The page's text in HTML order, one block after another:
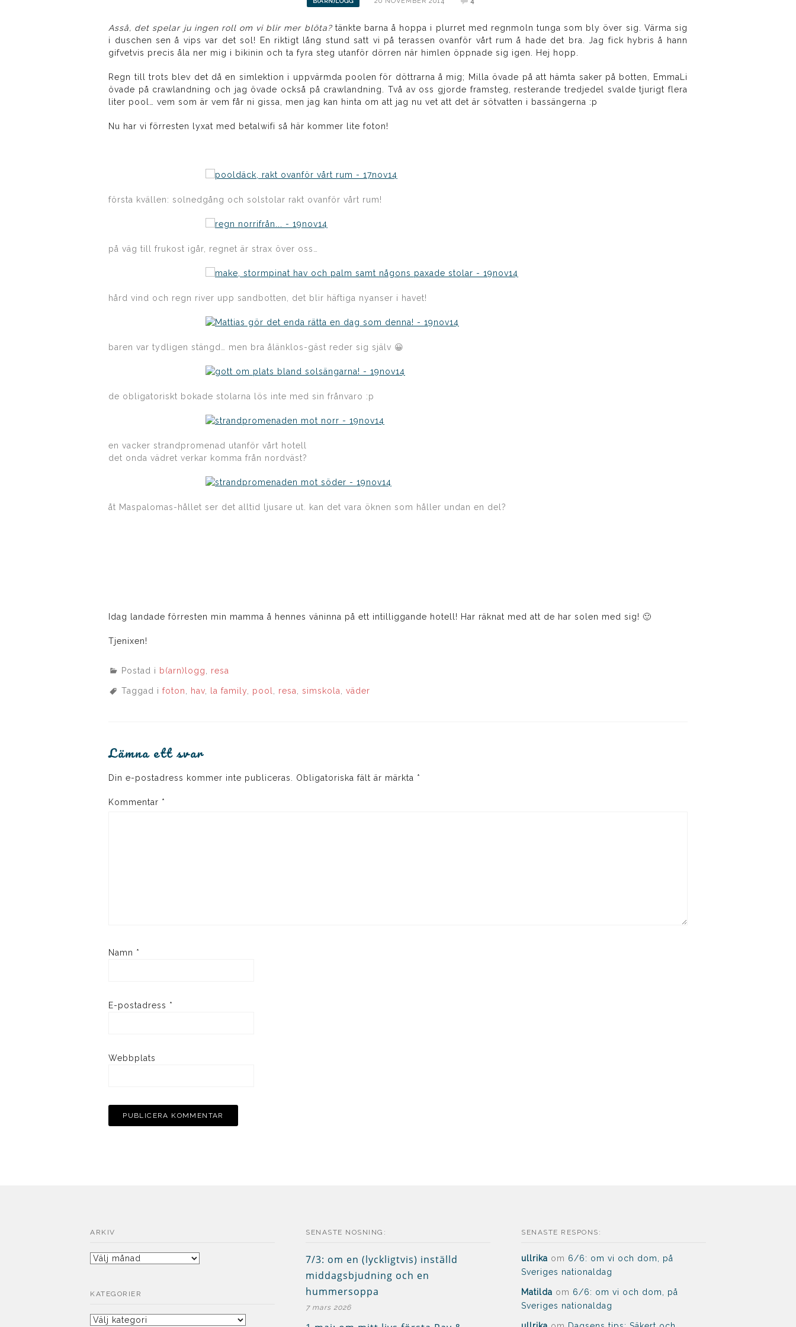
Asså, det spelar ju ingen roll om vi blir mer blöta?tänkte barna å hoppa i plurret med regnmoln tunga som bly över sig. Värma sig
i duschen sen å vips var det sol! En riktigt lång stund satt vi på terassen ovanför vårt rum å hade det bra. Jag fick hybris å hann
gifvetvis precis åla ner mig i bikinin och ta fyra steg utanför dörren när himlen öppnade sig igen. Hej hopp.
Regn till trots blev det då en simlektion i uppvärmda poolen för döttrarna å mig; Milla övade på att hämta saker på botten, EmmaLi
övade på crawlandning och jag övade också på crawlandning. Två av oss gjorde framsteg, resterande tredjedel svalde tjurigt flera
liter pool… vem som är vem får ni gissa, men jag kan hinta om att jag nu vet att det är sötvatten i bassängerna :p
Nu har vi förresten lyxat med betalwifi så här kommer lite foton!
första kvällen: solnedgång och solstolar rakt ovanför vårt rum!
på väg till frukost igår, regnet är strax över oss…
hård vind och regn river upp sandbotten, det blir häftiga nyanser i havet!
baren var tydligen stängd… men bra ålänklos-gäst reder sig själv 😀
de obligatoriskt bokade stolarna lös inte med sin frånvaro :p
en vacker strandpromenad utanför vårt hotell
det onda vädret verkar komma från nordväst?
åt Maspalomas-hållet ser det alltid ljusare ut. kan det vara öknen som håller undan en del?
Idag landade förresten min mamma å hennes väninna på ett intilliggande hotell! Har räknat med att de har solen med sig! 🙂
Tjenixen!
Postad i b(arn)logg resa
Taggad ifoton hav la family pool resa ,simskola ,väder
Lämna ett svar
Din e-postadress kommer inte publiceras. Obligatoriska fält är märkta *
Kommentar *
Namn *
E-postadress *
Webbplats
ARKIV
Arkiv
KATEGORIER
Kategorier
SENASTE NOSNING:
7/3: om en (lyckligtvis) inställd
middagsbjudning och en
hummersoppa
7 mars 2026
SENASTE RESPONS:
ullrika om 6/6: om vi och dom, på
Sveriges nationaldag
Matilda om 6/6: om vi och dom, på
Sveriges nationaldag